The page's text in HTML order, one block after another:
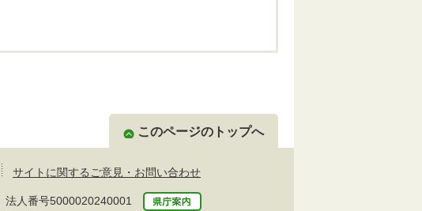
このページのトップへ
サイトに関するご意見・お問い合わせ
法人番号5000020240001